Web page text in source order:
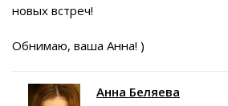
новых встреч!
Обнимаю, ваша Анна! )
Анна Беляева